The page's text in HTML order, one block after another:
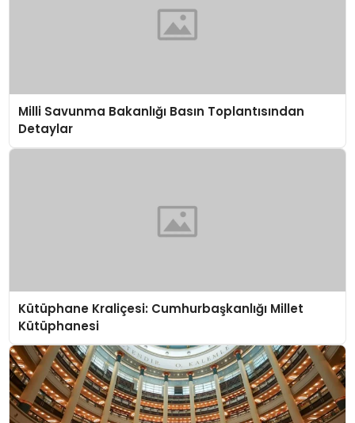
Milli Savunma Bakanlığı Basın Toplantısından
Detaylar
Kütüphane Kraliçesi: Cumhurbaşkanlığı Millet
Kütüphanesi